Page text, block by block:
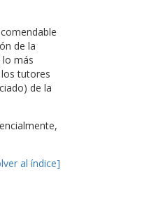
de la
lo más
tutores
de la
al índice]